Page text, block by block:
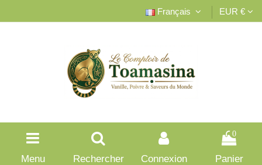
Français EUR €
Menu Rechercher Connexion
0
Panier